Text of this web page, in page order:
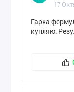
17
Гарна
купляю.